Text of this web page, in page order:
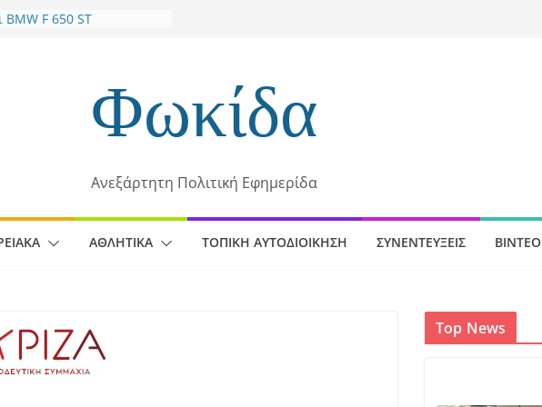
BMW F 650 ST
γίνεται γιορτή στη
Φωκίδα (Καστράκι)
η εκδήλωση στο
Δωρίδος για τη στήριξη
Φωκίδα
Ανεξάρτητη Πολιτική Εφημερίδα
ΑΘΛΗΤΙΚΆ ΤΟΠΙΚΉ ΑΥΤΟΔΙΟΊΚΗΣΗ ΣΥΝΕΝΤΕΎΞΕΙΣ ΒΊΝΤΕΟ
Top News